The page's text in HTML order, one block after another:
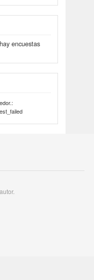
encuestas